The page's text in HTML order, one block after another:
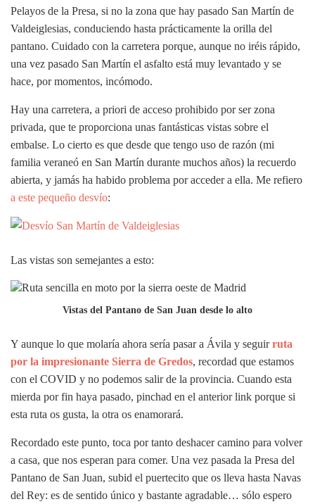
Pelayos de la Presa, si no la zona que hay pasado San Martín de
Valdeiglesias, conduciendo hasta prácticamente la orilla del
pantano. Cuidado con la carretera porque, aunque no iréis rápido,
una vez pasado San Martín el asfalto está muy levantado y se
hace, por momentos, incómodo.
Hay una carretera, a priori de acceso prohibido por ser zona
privada, que te proporciona unas fantásticas vistas sobre el
embalse. Lo cierto es que desde que tengo uso de razón (mi
familia veraneó en San Martín durante muchos años) la recuerdo
abierta, y jamás ha habido problema por acceder a ella. Me refiero
a este pequeño desvío:
Las vistas son semejantes a esto:
Vistas del Pantano de San Juan desde lo alto
Y aunque lo que molaría ahora sería pasar a Ávila y seguirruta
por la impresionante Sierra de Gredos, recordad que estamos
con el COVID y no podemos salir de la provincia. Cuando esta
mierda por fin haya pasado, pinchad en el anterior link porque si
esta ruta os gusta, la otra os enamorará.
Recordado este punto, toca por tanto deshacer camino para volver
a casa, que nos esperan para comer. Una vez pasada la Presa del
Pantano de San Juan, subid el puertecito que os lleva hasta Navas
del Rey: es de sentido único y bastante agradable… sólo espero